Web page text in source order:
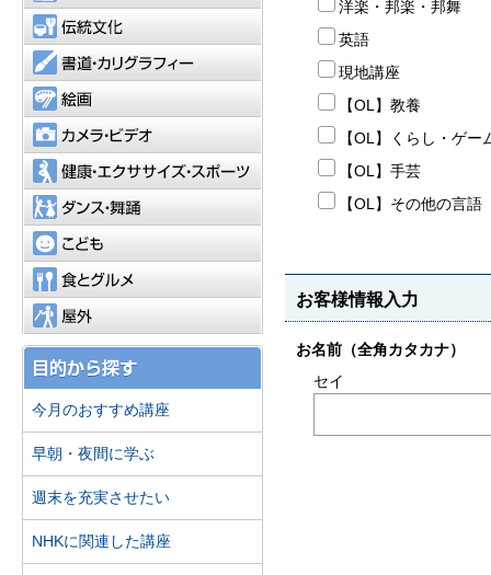
カメラ・ビデオ
健康・エクササイズ・スポーツ
ダンス・舞踊
食とグルメ
今月のおすすめ講座
早朝・夜間に学ぶ
週末を充実させたい
NHKに関連した講座